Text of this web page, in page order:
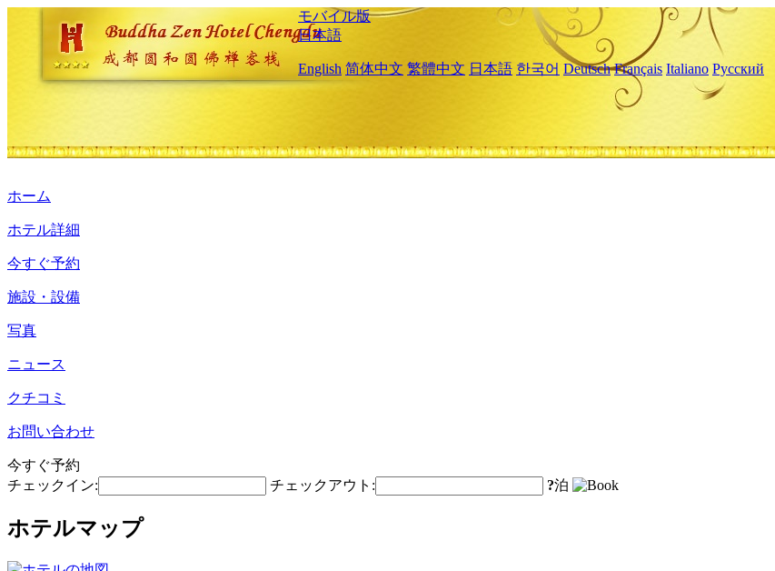
モバイル版
日本語
English 简体中文 繁體中文 日本語 한국어 Deutsch Français Italiano Русский
ホーム
ホテル詳細
今すぐ予約
施設・設備
写真
ニュース
クチコミ
お問い合わせ
今すぐ予約
チェックイン:
チェックアウト: ?泊
ホテルマップ